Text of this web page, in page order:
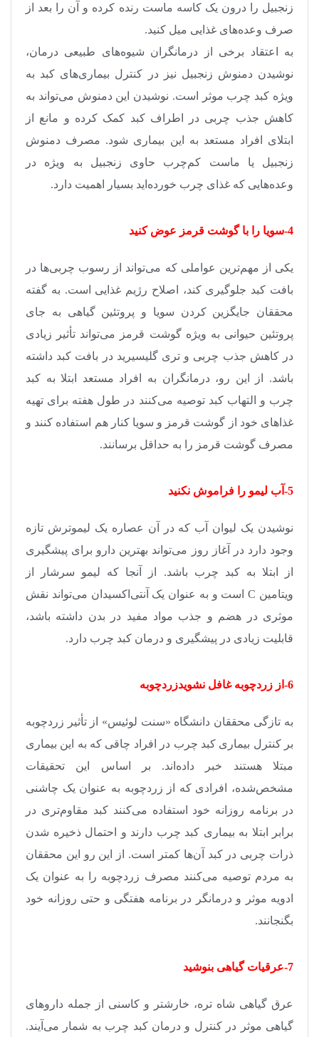
زنجبیل را درون یک کاسه ماست رنده کرده و آن را بعد از
صرف وعده‌های غذایی میل کنید.
به اعتقاد برخی از درمانگران شیوه‌های طبیعی درمان،
نوشیدن دمنوش زنجبیل نیز در کنترل بیماری‌های کبد به
ویژه کبد چرب موثر است. نوشیدن این دمنوش می‌تواند به
کاهش جذب چربی در اطراف کبد کمک کرده و مانع از
ابتلای افراد مستعد به این بیماری شود. مصرف دمنوش
زنجبیل یا ماست کم‌چرب حاوی زنجبیل به ویژه در
وعده‌هایی که غذای چرب خورده‌اید بسیار اهمیت دارد.
4-سویا را با گوشت قرمز عوض کنید
یکی از مهم‌ترین عواملی که می‌تواند از رسوب چربی‌ها در
بافت کبد جلوگیری کند، اصلاح رژیم غذایی است. به گفته
محققان جایگزین کردن سویا و پروتئین گیاهی به جای
پروتئین حیوانی به ویژه گوشت قرمز می‌تواند تأثیر زیادی
در کاهش جذب چربی و تری گلیسیرید در بافت کبد داشته
باشد. از این رو، درمانگران به افراد مستعد ابتلا به کبد
چرب و التهاب کبد توصیه می‌کنند در طول هفته برای تهیه
غذاهای خود از گوشت قرمز و سویا کنار هم استفاده کنند و
مصرف گوشت قرمز را به حداقل برسانند.
5-آب لیمو را فراموش نکنید
نوشیدن یک لیوان آب که در آن عصاره یک لیموترش تازه
وجود دارد در آغاز روز می‌تواند بهترین دارو برای پیشگیری
از ابتلا به کبد چرب باشد. از آنجا که لیمو سرشار از
ویتامین C است و به عنوان یک آنتی‌اکسیدان می‌تواند نقش
موثری در هضم و جذب مواد مفید در بدن داشته باشد،
قابلیت زیادی در پیشگیری و درمان کبد چرب دارد.
6-از زردچوبه غافل نشویدزردچوبه
به تازگی محققان دانشگاه «سنت لوئیس» از تأثیر زردچوبه
بر کنترل بیماری کبد چرب در افراد چاقی که به این بیماری
مبتلا هستند خبر داده‌اند. بر اساس این تحقیقات
مشخص‌شده، افرادی که از زردچوبه به عنوان یک چاشنی
در برنامه روزانه خود استفاده می‌کنند کبد مقاوم‌تری در
برابر ابتلا به بیماری کبد چرب دارند و احتمال ذخیره شدن
ذرات چربی در کبد آن‌ها کمتر است. از این رو این محققان
به مردم توصیه می‌کنند مصرف زردچوبه را به عنوان یک
ادویه موثر و درمانگر در برنامه هفتگی و حتی روزانه خود
بگنجانند.
7-عرقیات گیاهی بنوشید
عرق گیاهی شاه تره، خارشتر و کاسنی از جمله داروهای
گیاهی موثر در کنترل و درمان کبد چرب به شمار می‌آیند.